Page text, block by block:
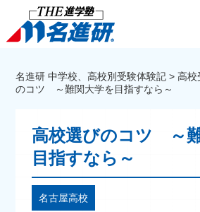
名進研 中学校、高校別受験体験記 >高校
のコツ ～難関大学を目指すなら～
高校選びのコツ ～
目指すなら～
名古屋高校